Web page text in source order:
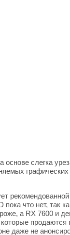
слегка
что нет, так
а RX 7600 и
продаются
даже не